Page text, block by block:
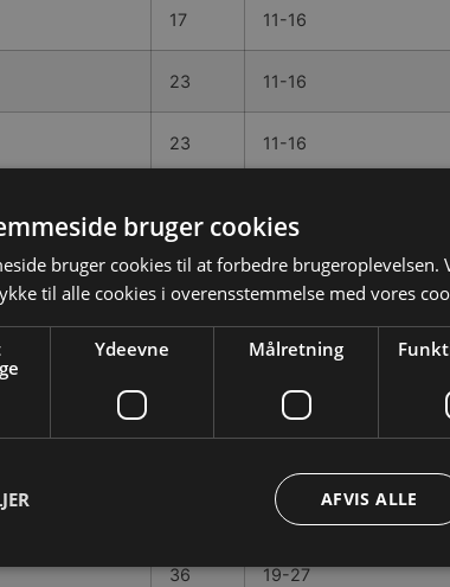
17 11-16
23 11-16
23 11-16
23 14-21
29 14-21
14-21
19-27
36 19-27
bruger cookies
bruger cookies til at forbedre brugeroplevelsen.
til alle cookies i overensstemmelse med vores
Ydeevne Målretning
AFVIS ALLE